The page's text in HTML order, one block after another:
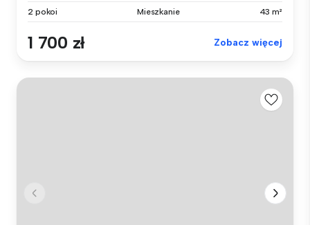
2 pokoi Mieszkanie 43 m²
1 700 zł Zobacz więcej